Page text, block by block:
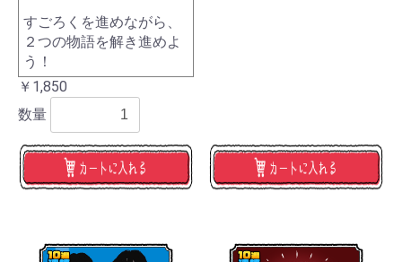
すごろくを進めながら、
２つの物語を解き進めよ
う！
￥1,850
数量